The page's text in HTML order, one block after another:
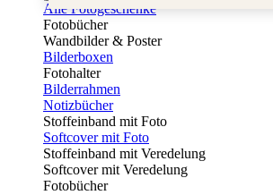
Alle Fotogeschenke
Fotobücher
Wandbilder & Poster
Bilderboxen
Fotohalter
Bilderrahmen
Notizbücher
Stoffeinband mit Foto
Softcover mit Foto
Stoffeinband mit Veredelung
Softcover mit Veredelung
Fotobücher